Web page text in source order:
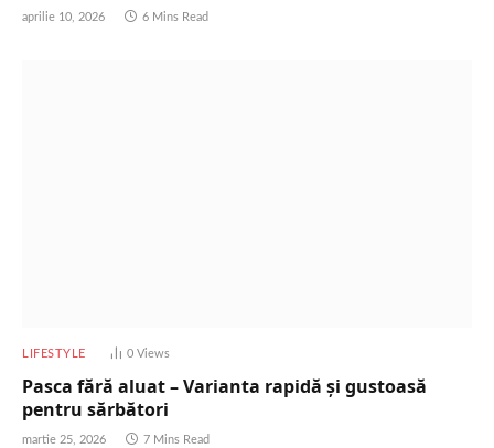
aprilie 10, 2026 6 Mins Read
LIFESTYLE 0 Views
Pasca fără aluat – Varianta rapidă și gustoasă
pentru sărbători
martie 25, 2026 7 Mins Read